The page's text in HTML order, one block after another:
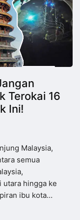
Terokai 16
Ini!
Malaysia,
semua
utara hingga ke
ibu kota…